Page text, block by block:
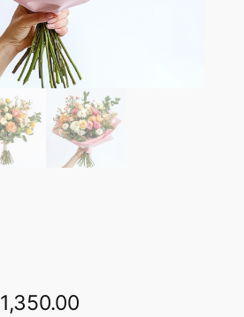
1,350.00P